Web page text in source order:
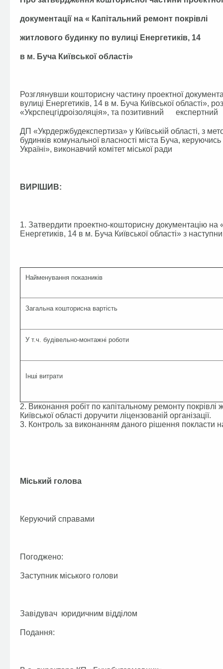
документації на « Капітальний ремонт покрівлі
житлового будинку по вулиці Енергетиків, 14
в м. Буча Київської області»
Розглянувши кошторисну частину проектної
вулиці Енергетиків, 14 в м. Буча Київської області»,
«Укрспецгідроізоляція», та позитивний
ДП «Укрдержбудекспертиза» у Київській області, з
будинків комунальної власності міста Буча,
Україні», виконавчий комітет міської ради
ВИРІШИВ:
1. Затвердити проектно-кошторисну документацію на
Енергетиків, 14 в м. Буча Київської області» з
Найменування показників
Загальна кошторисна вартість
У т.ч. будівельно-монтажні роботи
Інші витрати
2. Виконання робіт по капітальному ремонту
Київської області доручити ліцензованій організації.
3. Контроль за виконанням даного рішення покласти
Міський голова А.П.
Керуючий справами
Погоджено:
Заступник міського голови
Завідувач юридичним відділом
Подання: